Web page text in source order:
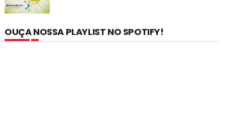
OUÇA NOSSA PLAYLIST NO SPOTIFY!